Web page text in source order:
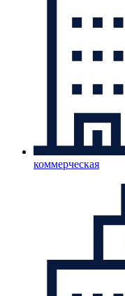
коммерческая